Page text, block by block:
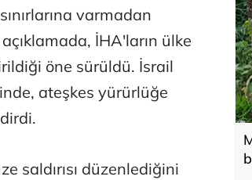
varmadan
İHA'ların ülke
öne sürüldü. İsrail
ateşkes yürürlüğe
saldırısı düzenlediğini